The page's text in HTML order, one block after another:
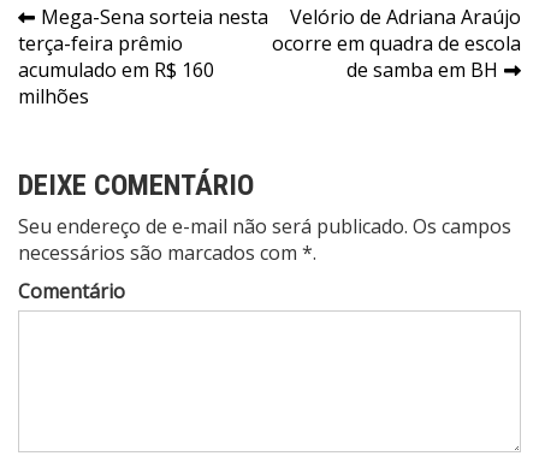
Navegação
de
Post
Mega-Sena sorteia nesta
terça-feira prêmio
acumulado em R$ 160
milhões
Velório de Adriana Araújo
ocorre em quadra de escola
de samba em BH
DEIXE COMENTÁRIO
Seu endereço de e-mail não será publicado. Os campos
necessários são marcados com *.
Comentário